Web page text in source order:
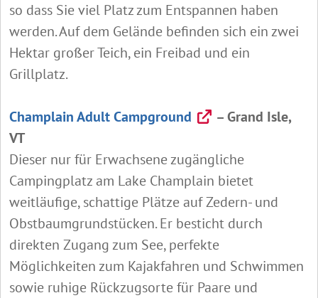
so dass Sie viel Platz zum Entspannen haben
werden. Auf dem Gelände befinden sich ein zwei
Hektar großer Teich, ein Freibad und ein
Grillplatz.
Champlain Adult Campground
– Grand Isle,
VT
Dieser nur für Erwachsene zugängliche
Campingplatz am Lake Champlain bietet
weitläufige, schattige Plätze auf Zedern- und
Obstbaumgrundstücken. Er besticht durch
direkten Zugang zum See, perfekte
Möglichkeiten zum Kajakfahren und Schwimmen
sowie ruhige Rückzugsorte für Paare und